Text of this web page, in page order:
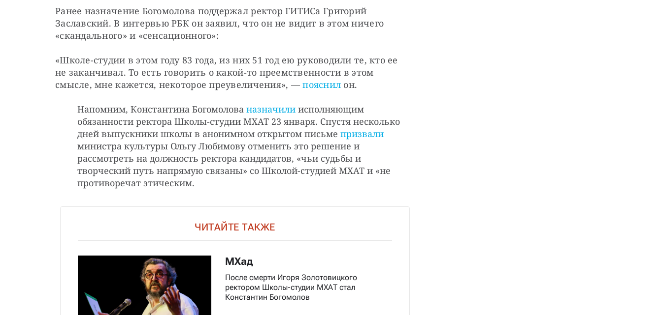
Ранее назначение Богомолова поддержал ректор ГИТИСа Григорий
Заславский. В интервью РБК он заявил, что он не видит в этом ничего
«скандального» и «сенсационного»:
«Школе-студии в этом году 83 года, из них 51 год ею руководили те, кто ее
не заканчивал. То есть говорить о какой-то преемственности в этом
смысле, мне кажется, некоторое преувеличения», — пояснил он.
Напомним, Константина Богомолова назначили исполняющим
обязанности ректора Школы-студии МХАТ 23 января. Спустя несколько
дней выпускники школы в анонимном открытом письме призвали
министра культуры Ольгу Любимову отменить это решение и
рассмотреть на должность ректора кандидатов, «чьи судьбы и
творческий путь напрямую связаны» со Школой-студией МХАТ и «не
противоречат этическим.
ЧИТАЙТЕ ТАКЖЕ
МХад
После смерти Игоря Золотовицкого
ректором Школы-студии МХАТ стал
Константин Богомолов